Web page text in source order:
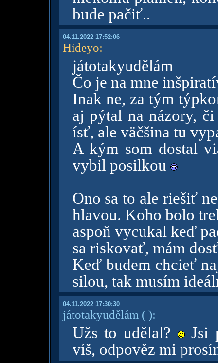
bude pačiť..
04.11.2022 17:52:06
Hideyo:
játotakyudělám
Čo je na mne
Inak ne, za tým
aj pýtal na názory,
ísť, ale väčšina tu
A kým som dostal
vybil posilkou
Ono sa to ale riešiť
hlavou. Koho bolo
aspoň vycukal keď
sa riskovať, mám
Keď budem chcieť
silou, tak musím
04.11.2022 17:30:30
játotakyudělám ( ):
Užs to udělal?
Jsi
víš, odpověz mi